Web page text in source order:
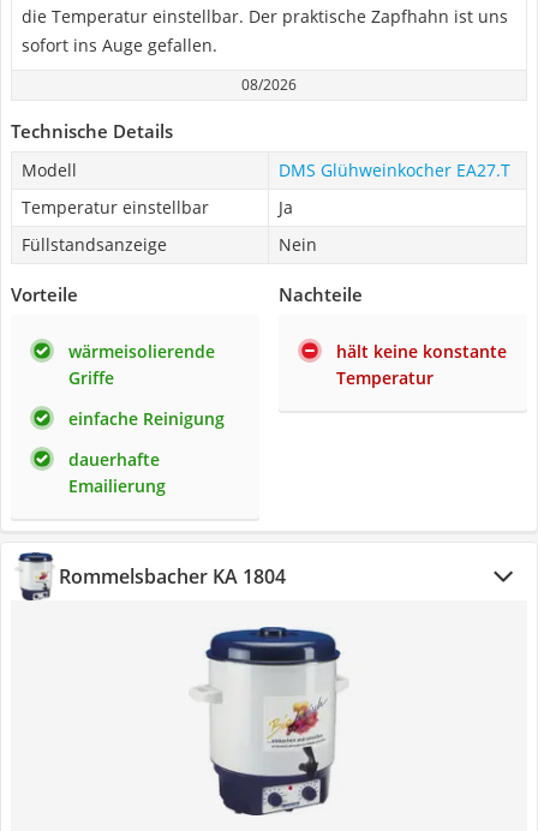
die Temperatur einstellbar. Der praktische Zapfhahn ist uns
sofort ins Auge gefallen.
08/2026
Technische Details
Modell
DMS Glühweinkocher EA27.T
Temperatur einstellbar
Ja
Füllstandsanzeige
Nein
Vorteile
wärmeisolierende
Griffe
einfache Reinigung
dauerhafte
Emailierung
Nachteile
hält keine konstante
Temperatur
Rommelsbacher KA 1804